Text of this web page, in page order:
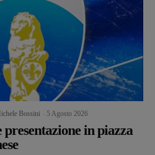
Bossini 5 Agosto 2026
presentazione in piazza